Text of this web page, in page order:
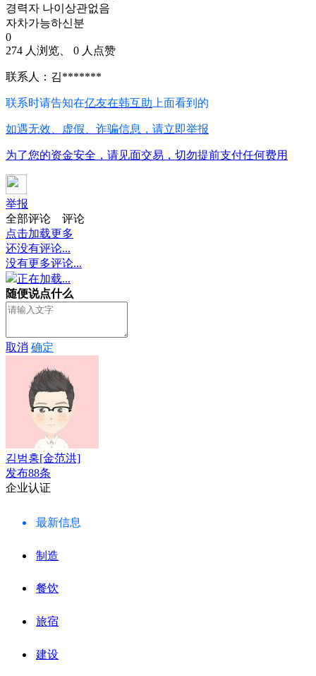
경력자 나이상관없음
자차가능하신분
0
274 人浏览、 0 人点赞
联系人：김*******
联系时请告知在亿友在韩互助 上面看到的
如遇无效、虚假、诈骗信息，请立即举报
为了您的资金安全，请见面交易，切勿提前支付任何费用
举报
全部评论
评论
点击加载更多
还没有评论...
没有更多评论...
正在加载...
随便说点什么
取消 确定
김범홍[金范洪]
发布88条
企业认证
最新信息
制造
餐饮
旅宿
建设